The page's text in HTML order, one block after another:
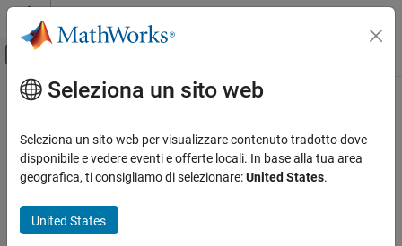
Vai al contenuto
Attiva/disattiva menu di navigazione
Pagina iniziale della documentazione
Communications Toolbox
Componenti PHY
Categoria
Sorgenti e destinazioni
Contenuto principale
La traduzione di questa pagina non è aggiornata. Fai clic qui per
Filtraggio
Filtraggio e modellazione dell'impulso
Applicare il filtraggio per modellare e condizionare l'impulso del
Seleziona un sito web
Seleziona un sito web per visualizzare contenuto tradotto dove
disponibile e vedere eventi e offerte locali. In base alla tua area
geografica, ti consigliamo di selezionare:United States.
United States